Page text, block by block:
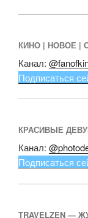
КИНО | НОВОЕ |
Канал:
Подписаться
КРАСИВЫЕ
Канал:
Подписаться
TRAVELZEN —